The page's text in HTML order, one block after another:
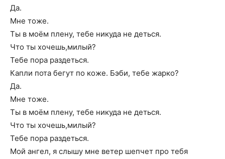
Да.
Мне тоже.
Ты в моём плену, тебе никуда не деться.
Что ты хочешь,милый?
Тебе пора раздеться.
Капли пота бегут по коже. Бэби, тебе жарко?
Да.
Мне тоже.
Ты в моём плену, тебе никуда не деться.
Что ты хочешь,милый?
Тебе пора раздеться.
Мой ангел, я слышу мне ветер шепчет про тебя